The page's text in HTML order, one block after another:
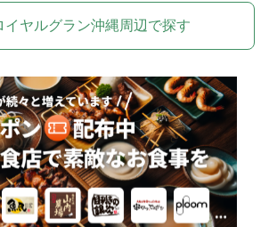
イヤルグラン沖縄周辺で探す